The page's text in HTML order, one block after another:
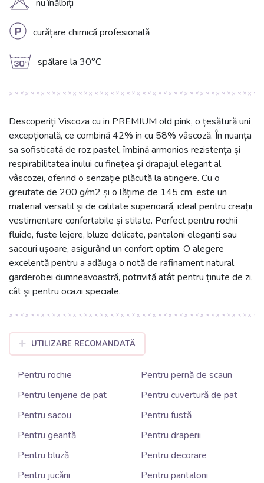
H nu înălbiți
L curățare chimică profesională
g spălare la 30°C
Descoperiți Viscoza cu in PREMIUM old pink, o țesătură uni
excepțională, ce combină 42% in cu 58% vâscoză. În nuanța
sa sofisticată de roz pastel, îmbină armonios rezistența și
respirabilitatea inului cu finețea și drapajul elegant al
vâscozei, oferind o senzație plăcută la atingere. Cu o
greutate de 200 g/m2 și o lățime de 145 cm, este un
material versatil și de calitate superioară, ideal pentru creații
vestimentare confortabile și stilate. Perfect pentru rochii
fluide, fuste lejere, bluze delicate, pantaloni eleganți sau
sacouri ușoare, asigurând un confort optim. O alegere
excelentă pentru a adăuga o notă de rafinament natural
garderobei dumneavoastră, potrivită atât pentru ținute de zi,
cât și pentru ocazii speciale.
UTILIZARE RECOMANDATĂ
Pentru rochie
Pentru pernă de scaun
Pentru lenjerie de pat
Pentru cuvertură de pat
Pentru sacou
Pentru fustă
Pentru geantă
Pentru draperii
Pentru bluză
Pentru decorare
Pentru jucării
Pentru pantaloni